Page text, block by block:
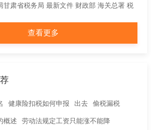
甘肃省税务局 最新文件 财政部 海关总署 税
”期间能源资源勘探开发利用进口税收优惠
查看更多
健康险扣税如何申报 出去 偷税漏税
概述 劳动法规定工资只能涨不能降